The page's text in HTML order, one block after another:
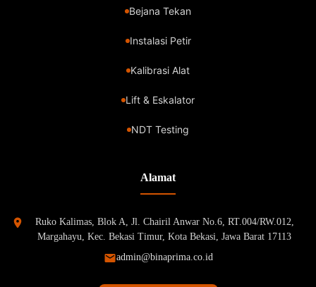
Bejana Tekan
Instalasi Petir
Kalibrasi Alat
Lift & Eskalator
NDT Testing
Alamat
Ruko Kalimas, Blok A, Jl. Chairil Anwar No.6, RT.004/RW.012,
Margahayu, Kec. Bekasi Timur, Kota Bekasi, Jawa Barat 17113
admin@binaprima.co.id